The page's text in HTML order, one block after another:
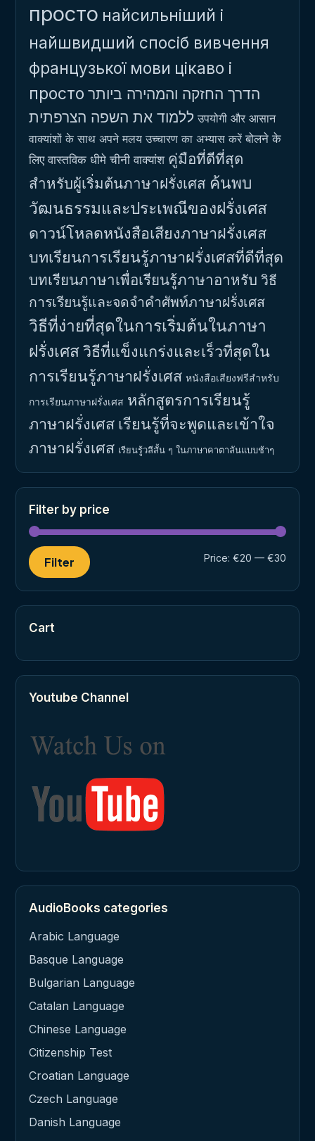
просто найсильніший і
найшвидший спосіб вивчення
французької мови цікаво і
просто הדרך החזקה והמהירה ביותר
ללמוד את השפה הצרפתית उपयोगी और आसान
वाक्यांशों के साथ अपने मलय उच्चारण का अभ्यास करें बोलने के
लिए वास्तविक धीमे चीनी वाक्यांश คู่มือที่ดีที่สุด
สำหรับผู้เริ่มต้นภาษาฝรั่งเศส ค้นพบ
วัฒนธรรมและประเพณีของฝรั่งเศส
ดาวน์โหลดหนังสือเสียงภาษาฝรั่งเศส
บทเรียนการเรียนรู้ภาษาฝรั่งเศสที่ดีที่สุด
บทเรียนภาษาเพื่อเรียนรู้ภาษาอาหรับ วิธี
การเรียนรู้และจดจำคำศัพท์ภาษาฝรั่งเศส
วิธีที่ง่ายที่สุดในการเริ่มต้นในภาษา
ฝรั่งเศสวิธีที่แข็งแกร่งและเร็วที่สุดใน
การเรียนรู้ภาษาฝรั่งเศส หนังสือเสียงฟรีสำหรับ
การเรียนภาษาฝรั่งเศส หลักสูตรการเรียนรู้
ภาษาฝรั่งเศส เรียนรู้ที่จะพูดและเข้าใจ
ภาษาฝรั่งเศส เรียนรู้วลีสั้น ๆ ในภาษาคาตาลันแบบช้าๆ
Filter by price
Filter Price: €20 — €30
Cart
Youtube Channel
AudioBooks categories
Arabic Language
Basque Language
Bulgarian Language
Catalan Language
Chinese Language
Citizenship Test
Croatian Language
Czech Language
Danish Language